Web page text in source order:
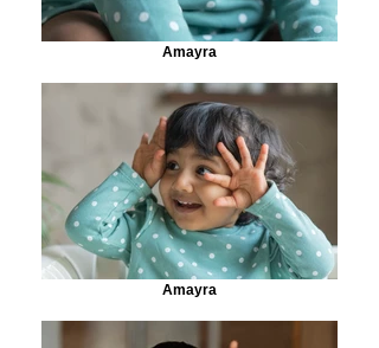
Amayra
Amayra